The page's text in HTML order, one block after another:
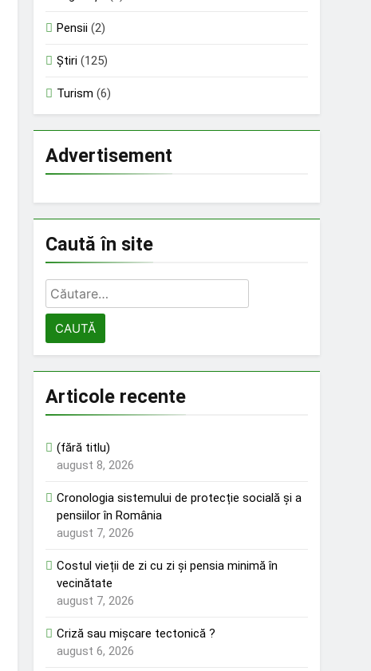
Pensii (2)
Știri (125)
Turism (6)
Advertisement
Caută în site
Caută
după:
Articole recente
(fără titlu)
august 8, 2026
Cronologia sistemului de protecție socială și a
pensiilor în România
august 7, 2026
Costul vieții de zi cu zi și pensia minimă în
vecinătate
august 7, 2026
Criză sau mișcare tectonică ?
august 6, 2026